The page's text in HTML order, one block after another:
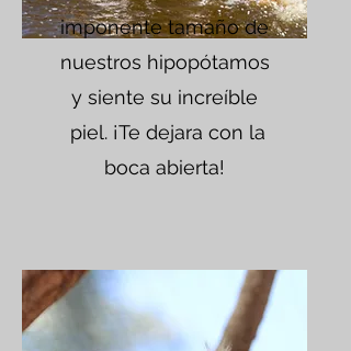
imponente tamaño de
nuestros hipopótamos
y siente su increíble
piel. ¡Te dejara con la
boca abierta!